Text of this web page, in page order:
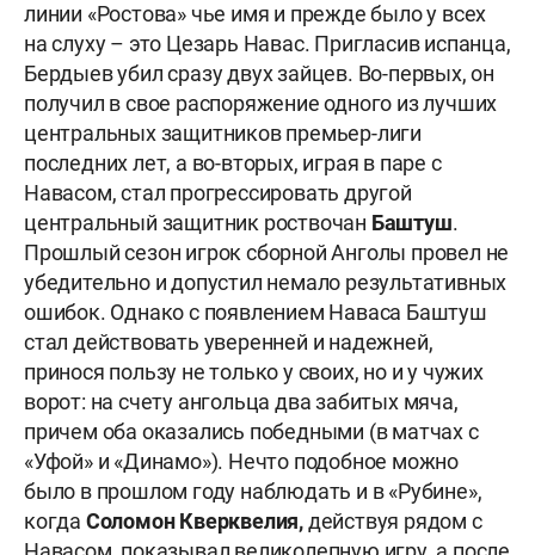
линии «Ростова» чье имя и прежде было у всех
на слуху – это Цезарь Навас. Пригласив испанца,
Бердыев убил сразу двух зайцев. Во-первых, он
получил в свое распоряжение одного из лучших
центральных защитников премьер-лиги
последних лет, а во-вторых, играя в паре с
Навасом, стал прогрессировать другой
центральный защитник роствочан Баштуш.
Прошлый сезон игрок сборной Анголы провел не
убедительно и допустил немало результативных
ошибок. Однако с появлением Наваса Баштуш
стал действовать уверенней и надежней,
принося пользу не только у своих, но и у чужих
ворот: на счету ангольца два забитых мяча,
причем оба оказались победными (в матчах с
«Уфой» и «Динамо»). Нечто подобное можно
было в прошлом году наблюдать и в «Рубине»,
когда Соломон Кверквелия,действуя рядом с